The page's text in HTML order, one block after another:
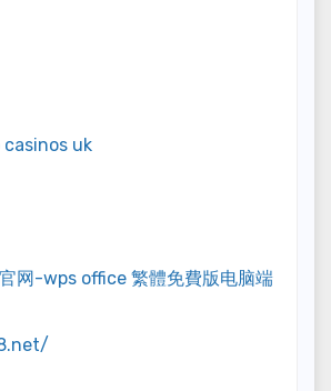
uk
网-wps office 繁體免費版电脑端